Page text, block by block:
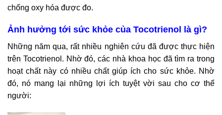
chống oxy hóa được đo.
Ảnh hưởng tới sức khỏe của Tocotrienol là gì?
Những năm qua, rất nhiều nghiên cứu đã được thực hiện
trên Tocotrienol. Nhờ đó, các nhà khoa học đã tìm ra trong
hoạt chất này có nhiều chất giúp ích cho sức khỏe. Nhờ
đó, nó mang lại những lợi ích tuyệt vời sau cho cơ thể
người: